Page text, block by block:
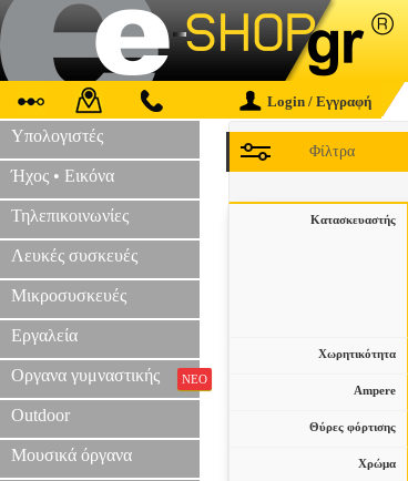
Login / Εγγραφή
Υπολογιστές
Ήχος • Εικόνα
Τηλεπικοινωνίες
Λευκές συσκευές
Μικροσυσκευές
Εργαλεία
Οργανα γυμναστικής ΝΕΟ
Outdoor
Μουσικά όργανα
Φίλτρα
Κατασκευαστής
Χωρητικότητα
Ampere
Θύρες φόρτισης
Χρώμα